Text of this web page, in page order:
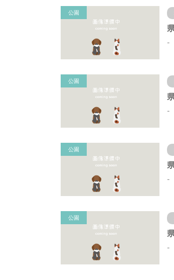
公園
-
公園
-
公園
-
公園
-